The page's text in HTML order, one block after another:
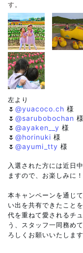
す。
左より
🌷 @yuacoco.ch 様
🌷 @sarubobochan 様
🌷 @ayaken__y 様
🌷 @horinuki 様
🌷 @ayumi_tty 様
入選された方には近日
ますので、お楽しみに！
本キャンペーンを通じ
い出を共有できたこと
代を重ねて愛されるチ
う、スタッフ一同務め
ろしくお願いいたします